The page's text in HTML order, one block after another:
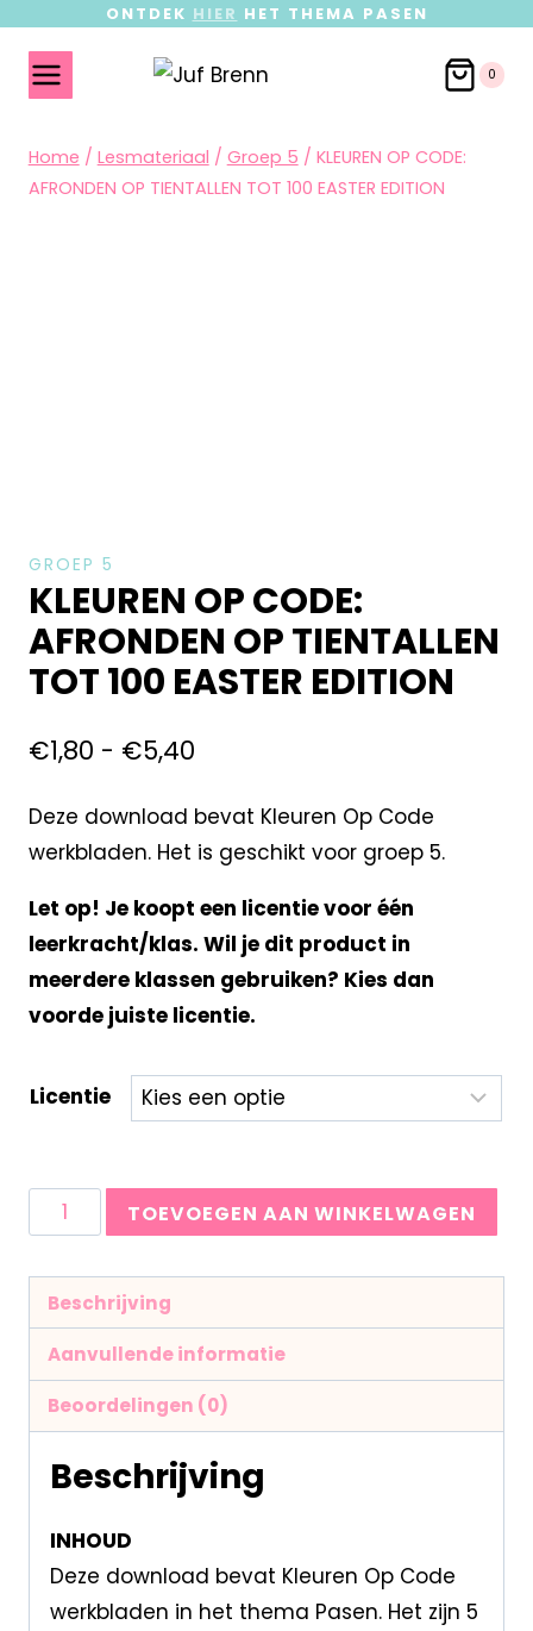
ONTDEK HIER HET THEMA PASEN
0
Home / Lesmateriaal / Groep 5 / KLEUREN OP CODE:
AFRONDEN OP TIENTALLEN TOT 100 EASTER EDITION
GROEP 5
KLEUREN OP CODE:
AFRONDEN OP TIENTALLEN
TOT 100 EASTER EDITION
€1,80 - €5,40
Deze download bevat Kleuren Op Code
werkbladen. Het is geschikt voor groep 5.
Let op! Je koopt een licentie voor één
leerkracht/klas. Wil je dit product in
meerdere klassen gebruiken? Kies dan
voorde juiste licentie.
Licentie
TOEVOEGEN AAN WINKELWAGEN
Beschrijving
Aanvullende informatie
Beoordelingen (0)
Beschrijving
INHOUD
Deze download bevat Kleuren Op Code
werkbladen in het thema Pasen. Het zijn 5